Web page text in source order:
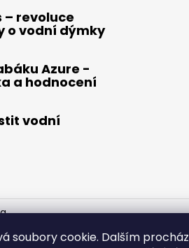
soubory cookie. Dalším
– revoluce
o vodní dýmky
Azure -
a hodnocení
vodní